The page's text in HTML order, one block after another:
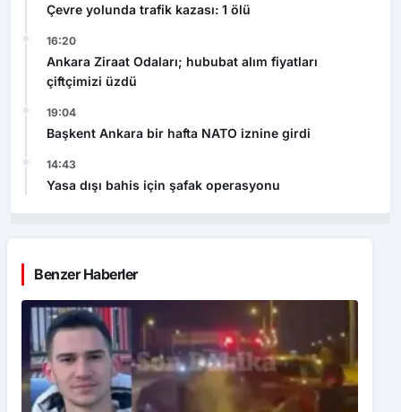
Çevre yolunda trafik kazası: 1 ölü
16:20
Ankara Ziraat Odaları; hububat alım fiyatları
çiftçimizi üzdü
19:04
Başkent Ankara bir hafta NATO iznine girdi
14:43
Yasa dışı bahis için şafak operasyonu
Benzer Haberler